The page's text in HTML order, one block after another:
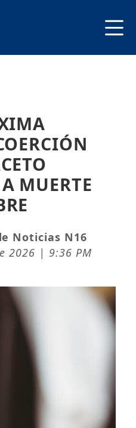
MUERTE
Noticias N16
2026 | 9:36 PM